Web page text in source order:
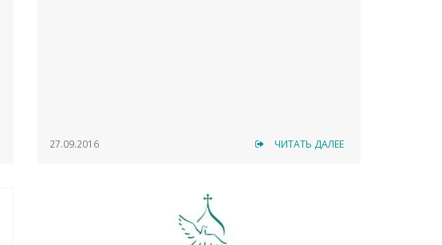
27.09.2016 ЧИТАТЬ ДАЛЕЕ